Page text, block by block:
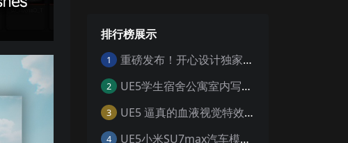
排行榜展示
1 重磅发布！开心设计独家工具 一键寻组工具v1.0
2 UE5学生宿舍公寓室内写实寝室生活日夜环境场景
3 UE5 逼真的血液视觉特效 Realistic Blood VFX – Niagara Blood Effects
4 UE5小米SU7max汽车模型场景工程UE5设计素材写实风格汽车工程